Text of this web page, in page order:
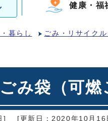
健康・福
暮らし ごみ・リサイク
み袋（可
] [更新日：2020年10月16